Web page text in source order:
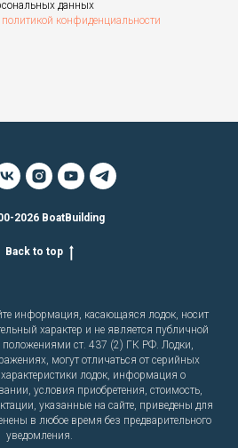
данных
политикой конфиденциальности
2026 BoatBuilding
Back to top
информация, касающаяся лодок, носит
характер и не является публичной
положениями ст. 437 (2) ГК РФ. Лодки,
могут отличаться от серийных
характеристики лодок, информация о
условия приобретения, стоимость,
указанные на сайте, приведены для
в любое время без предварительного
уведомления.